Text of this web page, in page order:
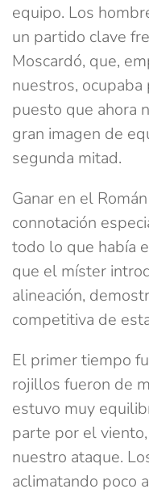
equipo. Los
un partido clave
Moscardó, que,
nuestros,
puesto que ahora
gran imagen de
segunda mitad.
Ganar en el
connotación
todo lo que había
que el míster
alineación,
competitiva de
El primer tiempo
rojillos fueron de
estuvo muy
parte por el
nuestro ataque.
aclimatando poco